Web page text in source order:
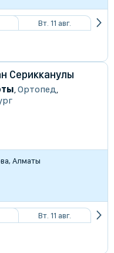
Вт. 11 авг.
Серикканулы
Ортопед
Алматы
Вт. 11 авг.